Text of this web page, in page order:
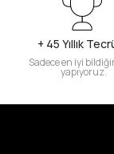
+ 45 Yıllık
Sadece en iyi
yapıyoruz.